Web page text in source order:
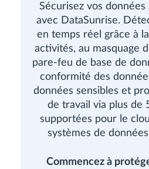
Sécurisez vos données
avec DataSunrise.
en temps réel grâce à
activités, au masquage
pare-feu de base de
conformité des
données sensibles et
de travail via plus de
supportées pour le
systèmes de
Commencez à